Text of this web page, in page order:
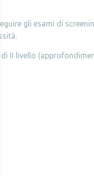
gli esami di
di II livello